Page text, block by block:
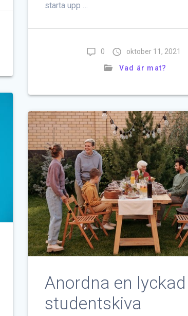
starta upp …
0
oktober 11, 2021
Vad är mat?
Anordna en lyckad
studentskiva